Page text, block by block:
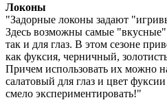
Локоны
"Задорные локоны задают
Здесь возможны самые
так и для глаз. В этом сезоне
как фуксия, черничный,
Причем использовать их можно
салатовый для глаз и цвет
смело экспериментировать!"